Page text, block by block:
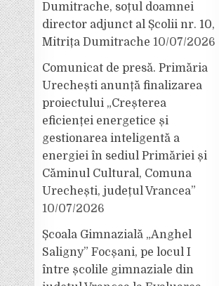
Dumitrache, soțul doamnei
director adjunct al Școlii nr. 10,
Mitrița Dumitrache 10/07/2026
Comunicat de presă. Primăria
Urechești anunță finalizarea
proiectului „Creșterea
eficienței energetice și
gestionarea inteligentă a
energiei în sediul Primăriei și
Căminul Cultural, Comuna
Urechești, județul Vrancea”
10/07/2026
Școala Gimnazială „Anghel
Saligny” Focșani, pe locul I
între școlile gimnaziale din